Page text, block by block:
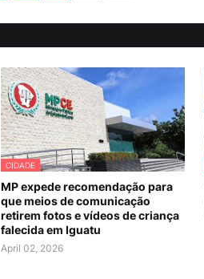
CIDADE
MP expede recomendação para
que meios de comunicação
retirem fotos e vídeos de criança
falecida em Iguatu
April 02, 2026